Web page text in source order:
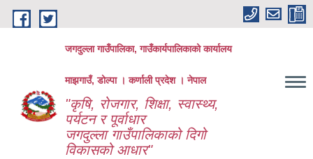
Skip to main content
जगदुल्ला गाउँपालिका, गाउँकार्यपालिकाको कार्यालय
माझगाउँ, डोल्पा । कर्णाली प्रदेश । नेपाल
"कृषि, रोजगार, शिक्षा, स्वास्थ्य,
पर्यटन र पूर्वाधार
जगदुल्ला गाउँपालिकाको दिगो
विकासको आधार"